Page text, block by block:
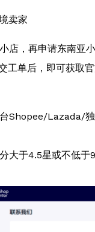
卖家
店，再申请东南亚
工单后，即可获取
Shopee/Lazada/
大于4.5星或不低于